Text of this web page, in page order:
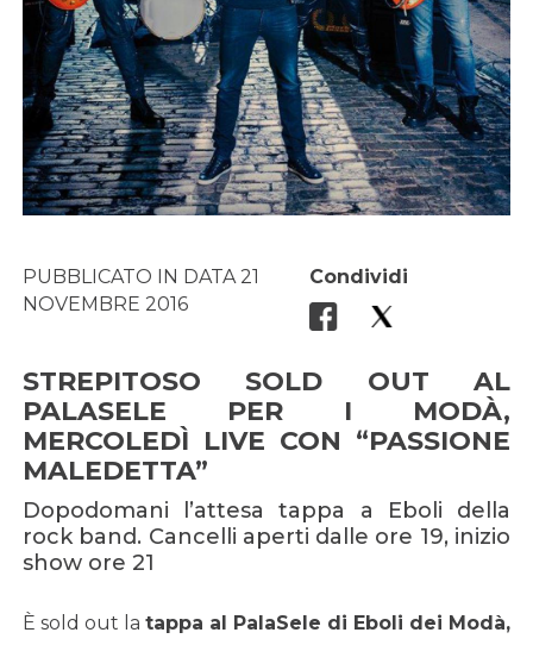
PUBBLICATO IN DATA 21
NOVEMBRE 2016
Condividi
STREPITOSO SOLD OUT AL
PALASELE PER I MODÀ,
MERCOLEDÌ LIVE CON “PASSIONE
MALEDETTA”
Dopodomani l’attesa tappa a Eboli della
rock band. Cancelli aperti dalle ore 19, inizio
show ore 21
È sold out la tappa al PalaSele di Eboli dei Modà,